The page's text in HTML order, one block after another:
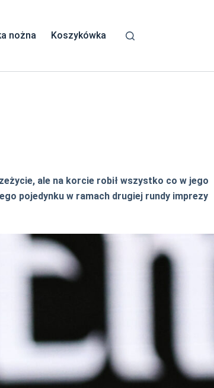
nożna Koszykówka
ale na korcie robił wszystko co w jego
pojedynku w ramach drugiej rundy imprezy